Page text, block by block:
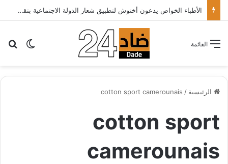
الأطباء الخواص يدعون أخنوش لتطبيق شعار الدولة الاجتماعية بتقليص كلفة العلاج على المرضى…
الوضع القائمة
الرئيسية /
cotton sport camerounais
cotton sport
camerounais